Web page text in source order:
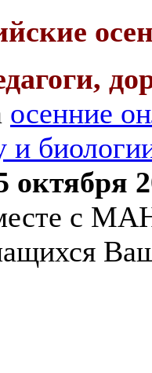
осенние
и
октября
с